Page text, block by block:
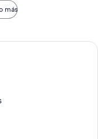
más
con cama, televisor